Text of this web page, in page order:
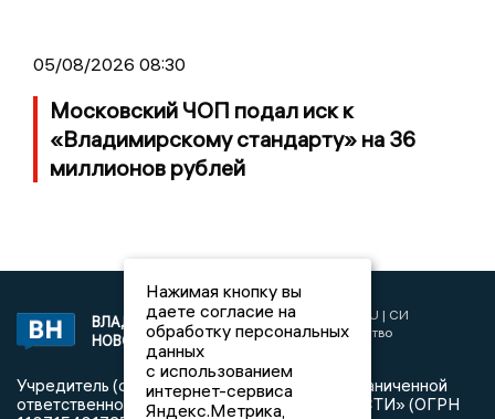
05/08/2026 08:30
Московский ЧОП подал иск к
«Владимирскому стандарту» на 36
миллионов рублей
ВЛАДИМИРСКИЕ
НОВОСТИ
2017 © NEWSVLADIMIR.RU | СИ
«Информационное агентство
Учредитель (соучредители): Общество с ограниченной
ответственностью «РЕГИОНАЛЬНЫЕ НОВОСТИ» (ОГРН
Нажимая кнопку вы
даете согласие на
обработку персональных
данных
с использованием
интернет-сервиса
Яндекс.Метрика,